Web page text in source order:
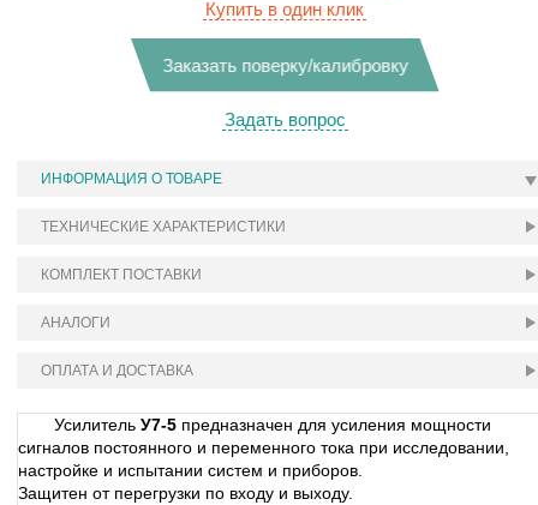
Купить в один клик
Заказать поверку/калибровку
Задать вопрос
ИНФОРМАЦИЯ О ТОВАРЕ
ТЕХНИЧЕСКИЕ ХАРАКТЕРИСТИКИ
КОМПЛЕКТ ПОСТАВКИ
АНАЛОГИ
ОПЛАТА И ДОСТАВКА
Усилитель У7-5 предназначен для усиления мощности
сигналов постоянного и переменного тока при исследовании,
настройке и испытании систем и приборов.
Защитен от перегрузки по входу и выходу.